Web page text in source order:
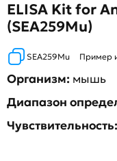
ELISA Kit for
(SEA259Mu)
SEA259Mu Пример
Организм: мышь
Диапазон
Чувствительность: